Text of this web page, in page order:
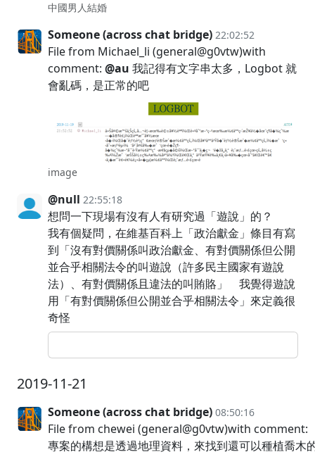
中國男人結婚
Someone (across chat bridge) 22:02:52
File from Michael_li (general@g0vtw)with
comment: @au 我記得有文字串太多，Logbot 就
會亂碼，是正常的吧
image
@null 22:55:18
想問一下現場有沒有人有研究過「遊說」的？
我有個疑問，在維基百科上「政治獻金」條目有寫
到「沒有對價關係叫政治獻金、有對價關係但公開
並合乎相關法令的叫遊說（許多民主國家有遊說
法）、有對價關係且違法的叫賄賂」 我覺得遊說
用「有對價關係但公開並合乎相關法令」來定義很
奇怪
2019-11-21
Someone (across chat bridge) 08:50:16
File from chewei (general@g0vtw)with comment:
專案的構想是透過地理資料，來找到還可以種植喬木